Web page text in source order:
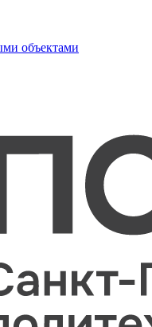
объектами